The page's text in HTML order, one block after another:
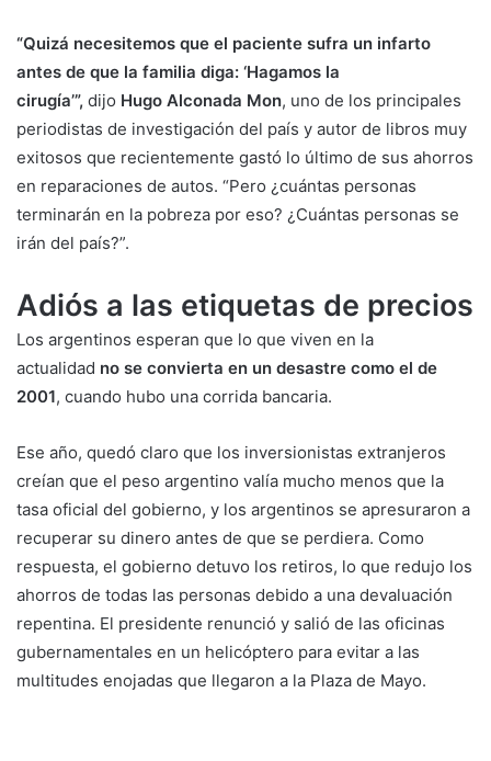
“Quizá necesitemos que el paciente sufra un infarto
antes de que la familia diga: ‘Hagamos la
cirugía’”, dijo Hugo Alconada Mon, uno de los principales
periodistas de investigación del país y autor de libros muy
exitosos que recientemente gastó lo último de sus ahorros
en reparaciones de autos. “Pero ¿cuántas personas
terminarán en la pobreza por eso? ¿Cuántas personas se
irán del país?”.
Adiós a las etiquetas de precios
Los argentinos esperan que lo que viven en la
actualidad no se convierta en un desastre como el de
2001, cuando hubo una corrida bancaria.
Ese año, quedó claro que los inversionistas extranjeros
creían que el peso argentino valía mucho menos que la
tasa oficial del gobierno, y los argentinos se apresuraron a
recuperar su dinero antes de que se perdiera. Como
respuesta, el gobierno detuvo los retiros, lo que redujo los
ahorros de todas las personas debido a una devaluación
repentina. El presidente renunció y salió de las oficinas
gubernamentales en un helicóptero para evitar a las
multitudes enojadas que llegaron a la Plaza de Mayo.